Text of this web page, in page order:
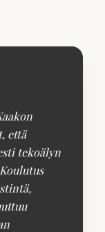
että
tekoälyn